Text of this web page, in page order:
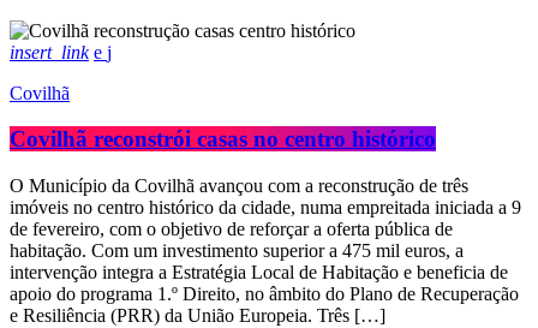
insert_link
Covilhã
Covilhã reconstrói casas no centro histórico
O Município da Covilhã avançou com a reconstrução de três
imóveis no centro histórico da cidade, numa empreitada iniciada a 9
de fevereiro, com o objetivo de reforçar a oferta pública de
habitação. Com um investimento superior a 475 mil euros, a
intervenção integra a Estratégia Local de Habitação e beneficia de
apoio do programa 1.º Direito, no âmbito do Plano de Recuperação
e Resiliência (PRR) da União Europeia. Três […]